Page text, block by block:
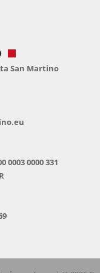
San Martino
0003 0000 331